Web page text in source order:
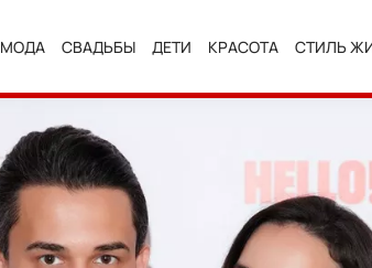
МОДА СВАДЬБЫ ДЕТИ КРАСОТА СТИЛЬ